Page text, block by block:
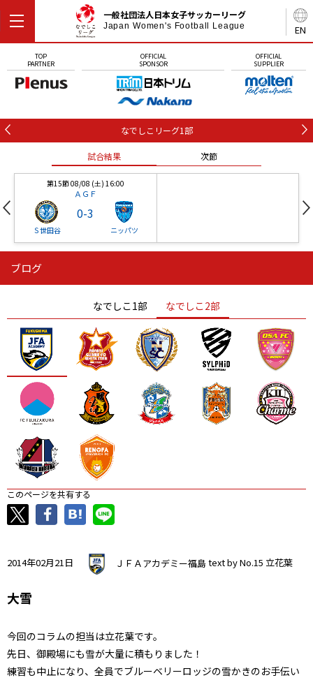
EN
一般社団法人日本女子サッカーリーグ
Japan Women's Football League
TOP
PARTNER
OFFICIAL
SPONSOR
OFFICIAL
SUPPLIER
なでしこリーグ1部
試合結果 次節
第15節 08/08 (土) 16:00
ＡＧＦ
Ｓ世田谷
0-3
ニッパツ
ニッパツ
ニッパツ 名古屋
石人の星
静岡 愛媛Ｌ
ブログ
なでしこ1部 なでしこ2部
このページを共有する
2014年02月21日 ＪＦＡアカデミー福島text by No.15 立花葉
大雪
今回のコラムの担当は立花葉です。
先日、御殿場にも雪が大量に積もりました！
練習も中止になり、全員でブルーベリーロッジの雪かきのお手伝い